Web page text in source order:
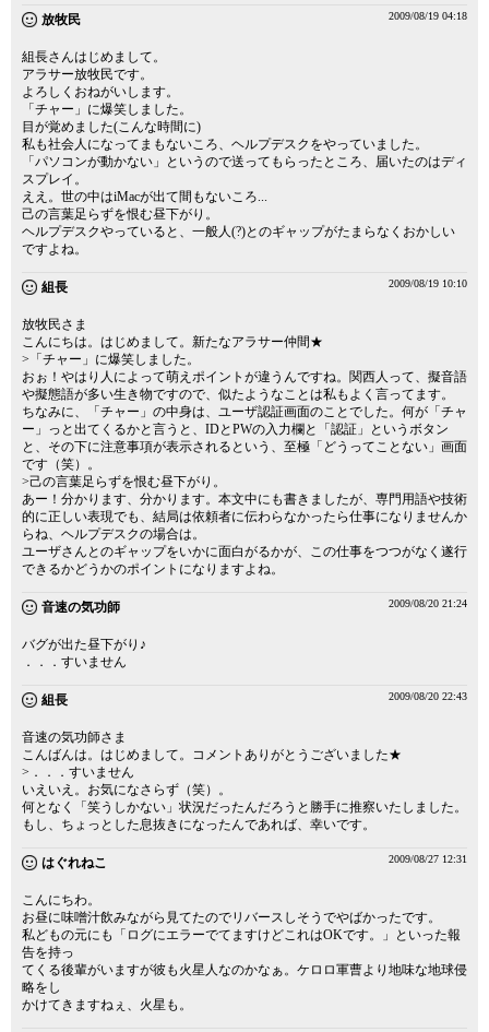
放牧民 2009/08/19 04:18
組長さんはじめまして。
アラサー放牧民です。
よろしくおねがいします。
「チャー」に爆笑しました。
目が覚めました(こんな時間に)
私も社会人になってまもないころ、ヘルプデスクをやっていました。
「パソコンが動かない」というので送ってもらったところ、届いたのはディ
スプレイ。
ええ。世の中はiMacが出て間もないころ...
己の言葉足らずを恨む昼下がり。
ヘルプデスクやっていると、一般人(?)とのギャップがたまらなくおかしい
ですよね。
組長 2009/08/19 10:10
放牧民さま
こんにちは。はじめまして。新たなアラサー仲間★
>「チャー」に爆笑しました。
おぉ！やはり人によって萌えポイントが違うんですね。関西人って、擬音語
や擬態語が多い生き物ですので、似たようなことは私もよく言ってます。
ちなみに、「チャー」の中身は、ユーザ認証画面のことでした。何が「チャ
ー」っと出てくるかと言うと、IDとPWの入力欄と「認証」というボタン
と、その下に注意事項が表示されるという、至極「どうってことない」画面
です（笑）。
>己の言葉足らずを恨む昼下がり。
あー！分かります、分かります。本文中にも書きましたが、専門用語や技術
的に正しい表現でも、結局は依頼者に伝わらなかったら仕事になりませんか
らね、ヘルプデスクの場合は。
ユーザさんとのギャップをいかに面白がるかが、この仕事をつつがなく遂行
できるかどうかのポイントになりますよね。
音速の気功師 2009/08/20 21:24
バグが出た昼下がり♪
．．．すいません
組長 2009/08/20 22:43
音速の気功師さま
こんばんは。はじめまして。コメントありがとうございました★
>．．．すいません
いえいえ。お気になさらず（笑）。
何となく「笑うしかない」状況だったんだろうと勝手に推察いたしました。
もし、ちょっとした息抜きになったんであれば、幸いです。
はぐれねこ 2009/08/27 12:31
こんにちわ。
お昼に味噌汁飲みながら見てたのでリバースしそうでやばかったです。
私どもの元にも「ログにエラーでてますけどこれはOKです。」といった報
告を持っ
てくる後輩がいますが彼も火星人なのかなぁ。ケロロ軍曹より地味な地球侵
略をし
かけてきますねぇ、火星も。